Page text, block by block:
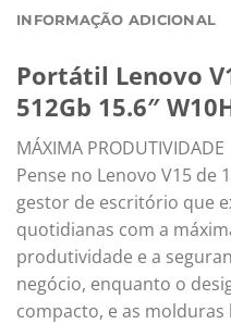
INFORMAÇÃO ADICIONAL
Portátil Lenovo
512Gb 15.6″
MÁXIMA PRODUTIVIDADE
Pense no Lenovo V15 de
gestor de escritório que
quotidianas com a
produtividade e a
negócio, enquanto o
compacto, e as